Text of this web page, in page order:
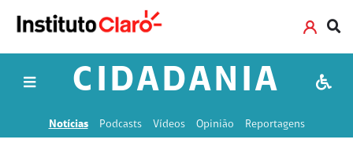
CIDADANIA
Notícias Podcasts Vídeos Opinião Reportagens